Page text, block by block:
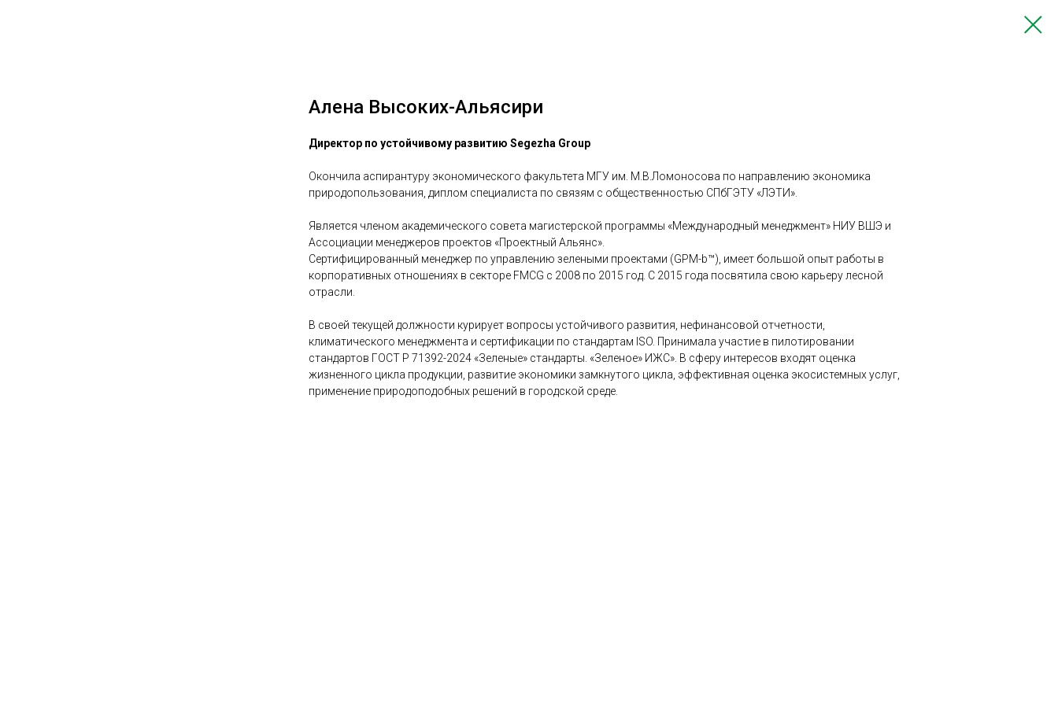
Алена Высоких-Альясири
Директор по устойчивому развитию Segezha Group
Окончила аспирантуру экономического факультета МГУ им. М.В.Ломоносова по направлению экономика
природопользования, диплом специалиста по связям с общественностью СПбГЭТУ «ЛЭТИ».
Является членом академического совета магистерской программы «Международный менеджмент» НИУ ВШЭ и
Ассоциации менеджеров проектов «Проектный Альянс».
Сертифицированный менеджер по управлению зелеными проектами (GPM-b™️), имеет большой опыт работы в
корпоративных отношениях в секторе FMCG с 2008 по 2015 год. С 2015 года посвятила свою карьеру лесной
отрасли.
В своей текущей должности курирует вопросы устойчивого развития, нефинансовой отчетности,
климатического менеджмента и сертификации по стандартам ISO. Принимала участие в пилотировании
стандартов ГОСТ Р 71392-2024 «Зеленые» стандарты. «Зеленое» ИЖС». В сферу интересов входят оценка
жизненного цикла продукции, развитие экономики замкнутого цикла, эффективная оценка экосистемных услуг,
применение природоподобных решений в городской среде.